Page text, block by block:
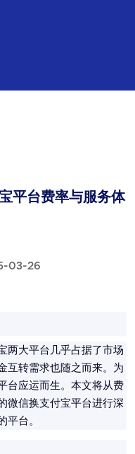
平台费率与服务体
03-26
两大平台几乎占据了市场
互转需求也随之而来。为
台应运而生。本文将从费
微信换支付宝平台进行深
平台。